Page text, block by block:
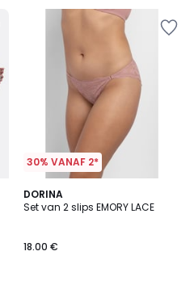
30% VANAF 2*
DORINA
Set van 2 slips EMORY LACE
18.00 €